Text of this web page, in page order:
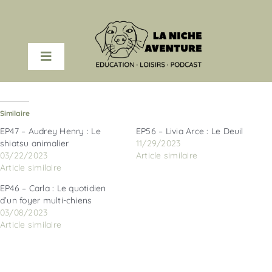
contenu
Toggle
Navigation
PODCAST
Similaire
EP47 – Audrey Henry : Le
shiatsu animalier
03/22/2023
Article similaire
EP56 – Livia Arce : Le Deuil
11/29/2023
Article similaire
EP46 – Carla : Le quotidien
d’un foyer multi-chiens
03/08/2023
Article similaire